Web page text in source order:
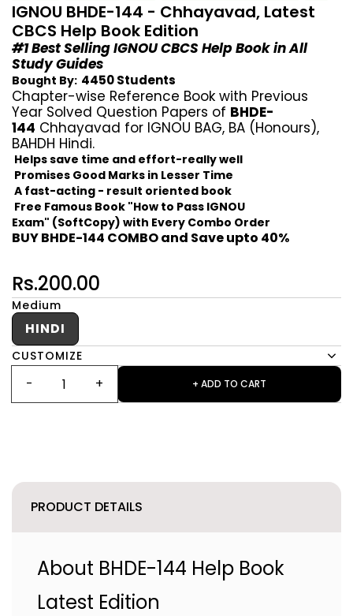
IGNOU BHDE-144 - Chhayavad, Latest
CBCS Help Book Edition
#1 Best Selling IGNOU CBCS Help Book in All
Study Guides
Bought By: 4450 Students
Chapter-wise Reference Book with Previous
Year Solved Question Papers of BHDE-
144 Chhayavad for IGNOU BAG, BA (Honours),
BAHDH Hindi.
Helps save time and effort-really well
Promises Good Marks in Lesser Time
A fast-acting - result oriented book
Free Famous Book "How to Pass IGNOU
Exam" (SoftCopy) with Every Combo Order
BUY BHDE-144 COMBO and Save upto 40%
Rs.200.00
Medium
HINDI
CUSTOMIZE
+ ADD TO CART
PRODUCT DETAILS
About BHDE-144 Help Book
Latest Edition